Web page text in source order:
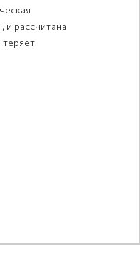
рассчитана